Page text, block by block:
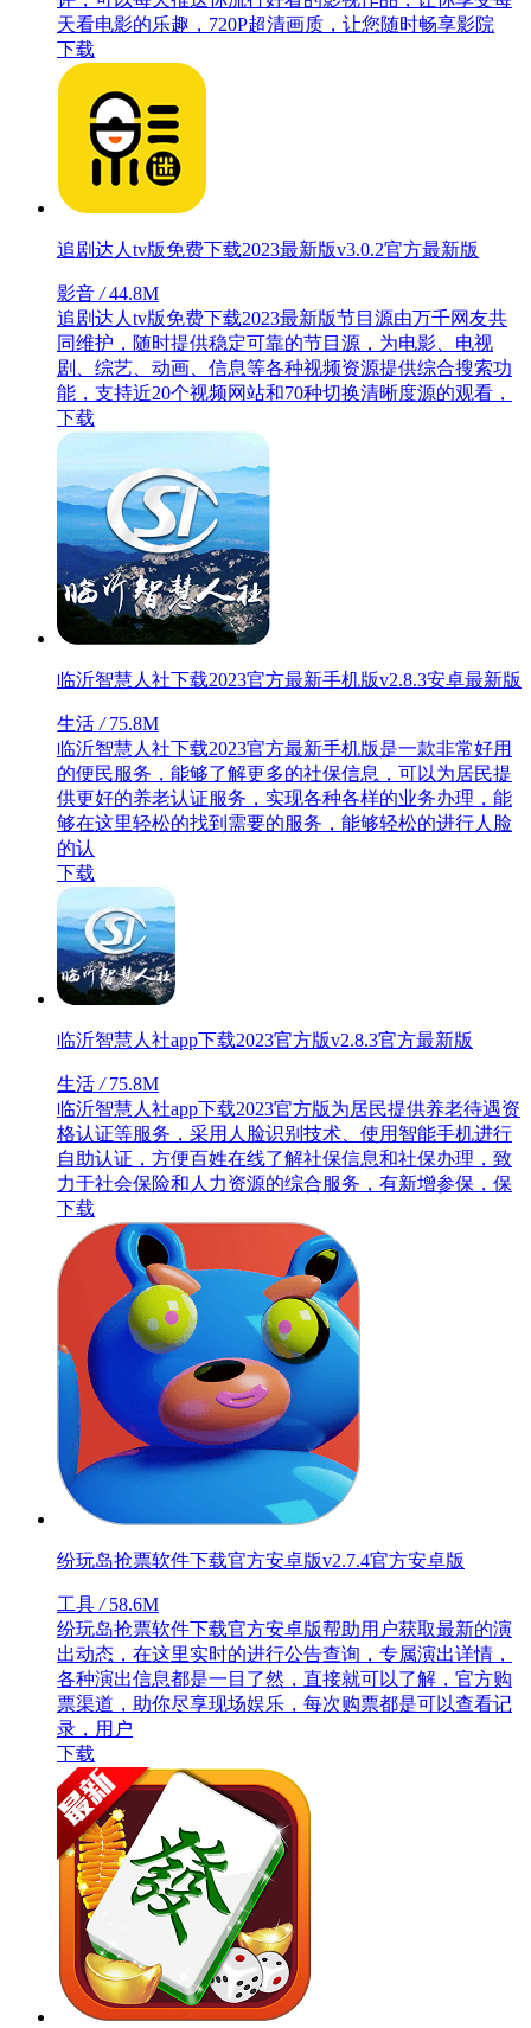
天看电影的乐趣，720P超清画质，让您随时畅享影院
下载
追剧达人tv版免费下载2023最新版v3.0.2官方最新版
影音 /44.8M
追剧达人tv版免费下载2023最新版节目源由万千网友共
同维护，随时提供稳定可靠的节目源，为电影、电视
剧、综艺、动画、信息等各种视频资源提供综合搜索功
能，支持近20个视频网站和70种切换清晰度源的观看，
下载
临沂智慧人社下载2023官方最新手机版v2.8.3安卓最新版
生活 /75.8M
临沂智慧人社下载2023官方最新手机版是一款非常好用
的便民服务，能够了解更多的社保信息，可以为居民提
供更好的养老认证服务，实现各种各样的业务办理，能
够在这里轻松的找到需要的服务，能够轻松的进行人脸
的认
下载
临沂智慧人社app下载2023官方版v2.8.3官方最新版
生活 /75.8M
临沂智慧人社app下载2023官方版为居民提供养老待遇资
格认证等服务，采用人脸识别技术、使用智能手机进行
自助认证，方便百姓在线了解社保信息和社保办理，致
力于社会保险和人力资源的综合服务，有新增参保，保
下载
纷玩岛抢票软件下载官方安卓版v2.7.4官方安卓版
工具 /58.6M
纷玩岛抢票软件下载官方安卓版帮助用户获取最新的演
出动态，在这里实时的进行公告查询，专属演出详情，
各种演出信息都是一目了然，直接就可以了解，官方购
票渠道，助你尽享现场娱乐，每次购票都是可以查看记
录，用户
下载